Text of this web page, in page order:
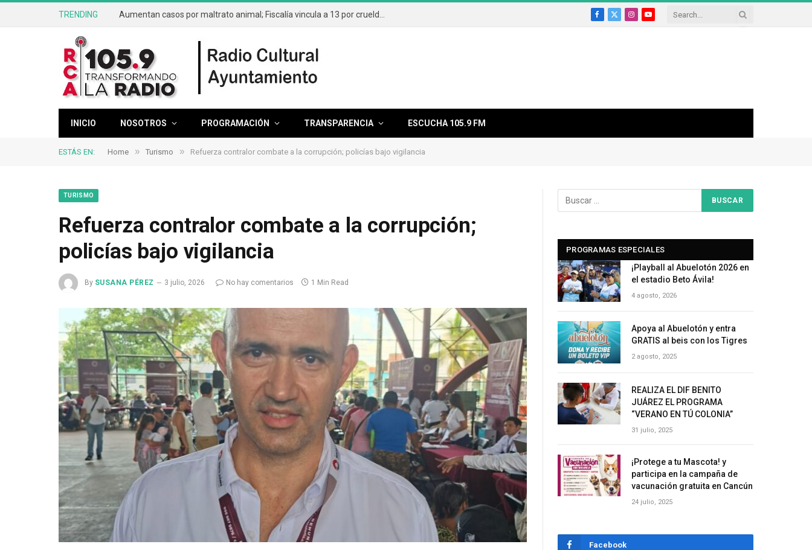
TRENDING
Facebook
X
InstagramYouTube
INICIO NOSOTROS PROGRAMACIÓN TRANSPARENCIA ESCUCHA 105.9 FM
ESTÁS EN: Home » Turismo » Refuerza contralor combate a la corrupción; policías bajo vigilancia
TURISMO
Refuerza contralor combate a la corrupción;
policías bajo vigilancia
By SUSANA PÉREZ 3 julio, 2026 No hay comentarios 1 Min Read
PROGRAMAS ESPECIALES
¡Playball al Abuelotón 2026 en
el estadio Beto Ávila!
4 agosto, 2026
Apoya al Abuelotón y entra
GRATIS al beis con los Tigres
2 agosto, 2025
REALIZA EL DIF BENITO
JUÁREZ EL PROGRAMA
“VERANO EN TÚ COLONIA”
31 julio, 2025
¡Protege a tu Mascota! y
participa en la campaña de
vacunación gratuita en Cancún
24 julio, 2025
Facebook